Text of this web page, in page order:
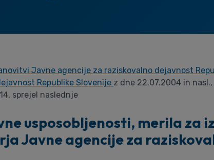
Javne agencije za raziskovalno dejavnost
Republike Slovenije z dne 22.07.2004 in
sprejel naslednje
usposobljenosti, merila za
Javne agencije za